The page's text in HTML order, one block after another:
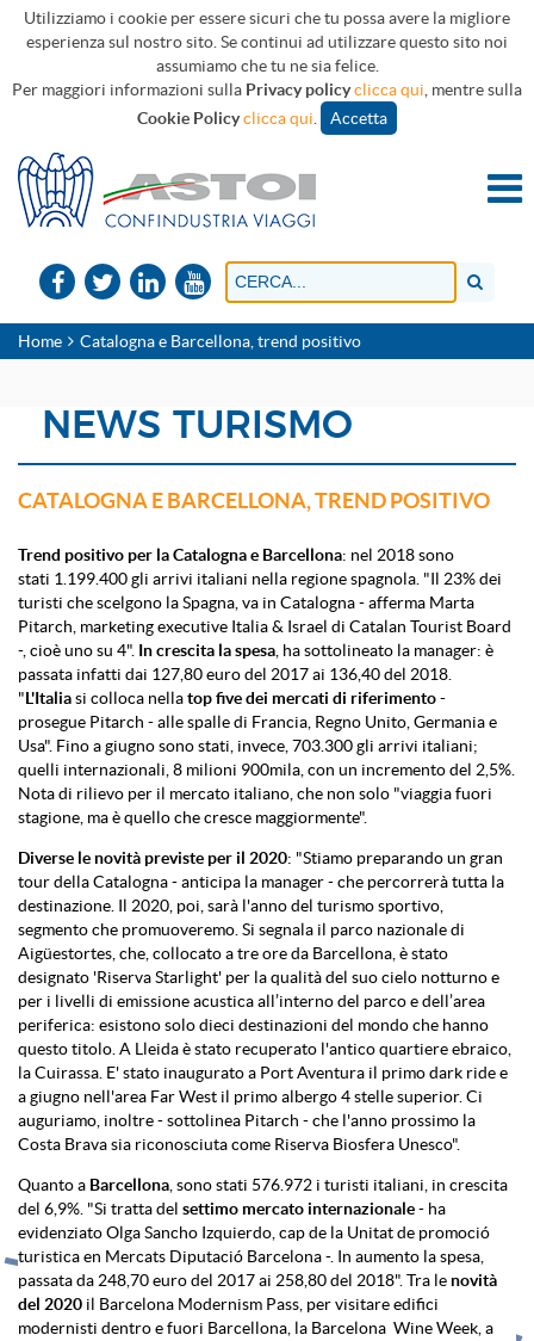
Utilizziamo i cookie per essere sicuri che tu possa avere la migliore
esperienza sul nostro sito. Se continui ad utilizzare questo sito noi
assumiamo che tu ne sia felice.
Per maggiori informazioni sulla Privacy policyclicca qui , mentre sulla
Cookie Policyclicca qui Accetta
Home Catalogna e Barcellona, trend positivo
NEWS TURISMO
CATALOGNA E BARCELLONA, TREND POSITIVO
Trend positivo per la Catalogna e Barcellona: nel 2018 sono
stati 1.199.400 gli arrivi italiani nella regione spagnola. "Il 23% dei
turisti che scelgono la Spagna, va in Catalogna - afferma Marta
Pitarch, marketing executive Italia & Israel di Catalan Tourist Board
-, cioè uno su 4". In crescita la spesa , ha sottolineato la manager: è
passata infatti dai 127,80 euro del 2017 ai 136,40 del 2018.
"L'Italiasi colloca nellatop five dei mercati di riferimento-
prosegue Pitarch - alle spalle di Francia, Regno Unito, Germania e
Usa". Fino a giugno sono stati, invece, 703.300 gli arrivi italiani;
quelli internazionali, 8 milioni 900mila, con un incremento del 2,5%.
Nota di rilievo per il mercato italiano, che non solo "viaggia fuori
stagione, ma è quello che cresce maggiormente".
Diverse le novità previste per il 2020: "Stiamo preparando un gran
tour della Catalogna - anticipa la manager - che percorrerà tutta la
destinazione. Il 2020, poi, sarà l'anno del turismo sportivo,
segmento che promuoveremo. Si segnala il parco nazionale di
Aigüestortes, che, collocato a tre ore da Barcellona, è stato
designato 'Riserva Starlight' per la qualità del suo cielo notturno e
per i livelli di emissione acustica all’interno del parco e dell’area
periferica: esistono solo dieci destinazioni del mondo che hanno
questo titolo. A Lleida è stato recuperato l'antico quartiere ebraico,
la Cuirassa. E' stato inaugurato a Port Aventura il primo dark ride e
a giugno nell'area Far West il primo albergo 4 stelle superior. Ci
auguriamo, inoltre - sottolinea Pitarch - che l'anno prossimo la
Costa Brava sia riconosciuta come Riserva Biosfera Unesco".
Quanto a Barcellona , sono stati 576.972 i turisti italiani, in crescita
del 6,9%. "Si tratta del settimo mercato internazionale- ha
evidenziato Olga Sancho Izquierdo, cap de la Unitat de promoció
turistica en Mercats Diputació Barcelona -. In aumento la spesa,
passata da 248,70 euro del 2017 ai 258,80 del 2018". Tra le novità
del 2020 il Barcelona Modernism Pass, per visitare edifici
modernisti dentro e fuori Barcellona, la Barcelona Wine Week, a